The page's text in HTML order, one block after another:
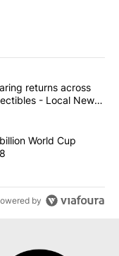
articles in the last
Comparing
returns across
- Local News
$20 billion
World Cup
by